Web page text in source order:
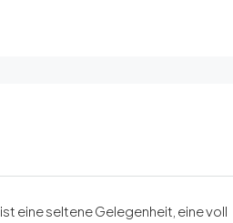
ist eine seltene Gelegenheit, eine voll